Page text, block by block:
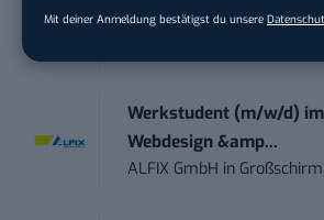
Mit deiner Anmeldung bestätigst du unsere
30 Std.)
Werkstudent (m/w/d)
Webdesign &amp...
ALFIX GmbH in